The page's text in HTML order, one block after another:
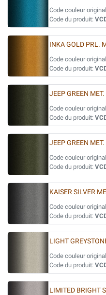
Code couleur
Code du produit:
INKA GOLD PRL.
Code couleur
Code du produit:
JEEP GREEN MET.
Code couleur
Code du produit:
JEEP GREEN MET.
Code couleur
Code du produit:
KAISER SILVER
Code couleur
Code du produit:
LIGHT
Code couleur
Code du produit:
LIMITED BRIGHT